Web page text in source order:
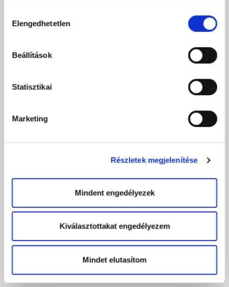
kiválasztása
Elengedhetetlen
Beállítások
Statisztikai
Marketing
Részletek megjelenítése
Mindent engedélyezek
Kiválasztottakat engedélyezem
Mindet elutasítom